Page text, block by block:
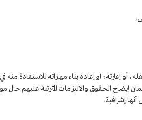
أو إعارته، أو إعادة بناء مهاراته للاستفادة منه
إيضاح الحقوق والالتزامات المترتبة عليهم حال
أنها إشرافية.